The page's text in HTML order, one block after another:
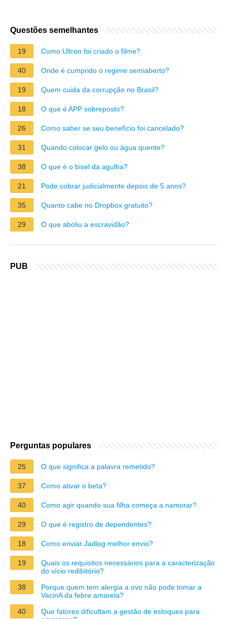
Questões semelhantes
19 Como Ultron foi criado o filme?
40 Onde é cumprido o regime semiaberto?
19 Quem cuida da corrupção no Brasil?
18 O que é APP sobreposto?
26 Como saber se seu benefício foi cancelado?
31 Quando colocar gelo ou água quente?
38 O que é o bisel da agulha?
21 Pode cobrar judicialmente depois de 5 anos?
35 Quanto cabe no Dropbox gratuito?
29 O que aboliu a escravidão?
PUB
Perguntas populares
25 O que significa a palavra remetido?
37 Como ativar o beta?
40 Como agir quando sua filha começa a namorar?
29 O que é registro de dependentes?
18 Como enviar Jadlog melhor envio?
19
Quais os requisitos necessários para a caracterização
do vício redibitório?
38
Porque quem tem alergia a ovo não pode tomar a
VacinA da febre amarela?
40
Que fatores dificultam a gestão de estoques para